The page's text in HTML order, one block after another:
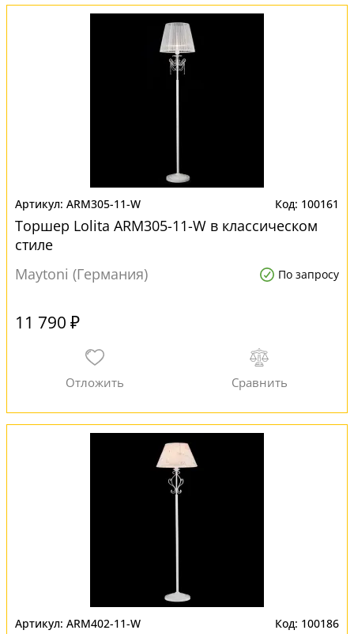
ARM305-11-W 100161
Торшер Lolita ARM305-11-W в классическом
стиле
Maytoni (Германия)
По запросу
11 790 ₽
ARM402-11-W 100186